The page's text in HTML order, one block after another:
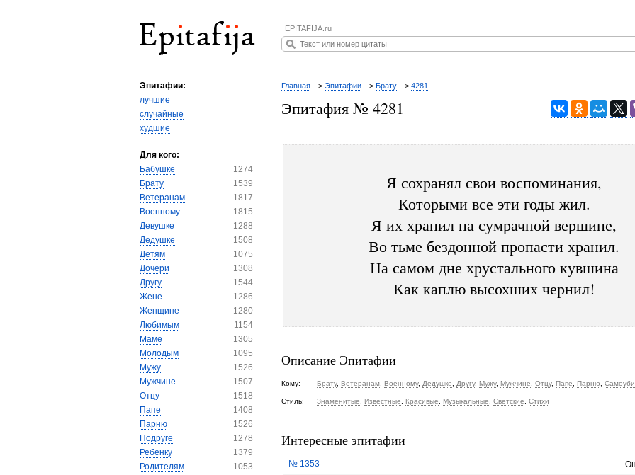
EPITAFIJA.ru
Эпитафии:
лучшие
случайные
худшие
Для кого:
Бабушке
1274
Брату
1539
Ветеранам
1817
Военному
1815
Девушке
1288
Дедушке
1508
Детям
1075
Дочери
1308
Другу
1544
Жене
1286
Женщине
1280
Любимым
1154
Маме
1305
Молодым
1095
Мужу
1526
Мужчине
1507
Отцу
1518
Папе
1408
Парню
1526
Подруге
1278
Ребенку
1379
Родителям
1053
Главная --> Эпитафии --> Брату --> 4281
Эпитафия № 4281
Я сохранял свои воспоминания,
Которыми все эти годы жил.
Я их хранил на сумрачной вершине,
Во тьме бездонной пропасти хранил.
На самом дне хрустального кувшина
Как каплю высохших чернил!
Описание Эпитафии
Кому: Брату, Ветеранам Военному, Дедушке Другу, Мужу, Мужчине Отцу, Папе Парню
Стиль: Знаменитые Известные Красивые Музыкальные Светские Стихи
Интересные эпитафии
№ 1353